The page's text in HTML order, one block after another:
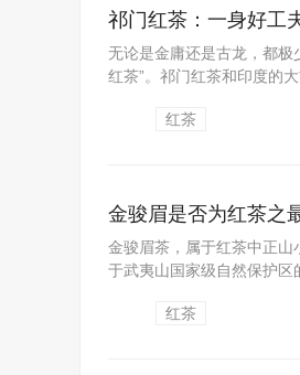
祁门红茶：一身好工
无论是金庸还是古龙，都极
红茶”。祁门红茶和印度的
红茶
金骏眉是否为红茶之
金骏眉茶，属于红茶中正山
于武夷山国家级自然保护区
红茶